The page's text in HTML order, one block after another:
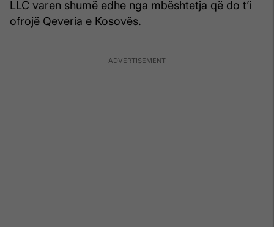
LLC varen shumë edhe nga mbështetja që do t’i
ofrojë Qeveria e Kosovës.